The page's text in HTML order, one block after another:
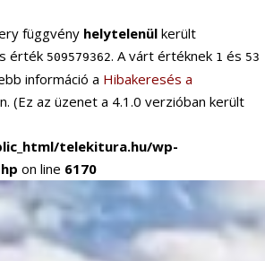
függvény helytelenül került
érték 509579362. A várt értéknek 1 és 53
információ a Hibakeresés a
(Ez az üzenet a 4.1.0 verzióban került
telekitura.hu/wp-
on line 6170